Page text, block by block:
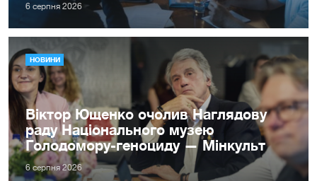
6 серпня 2026
НОВИНИ
Віктор Ющенко очолив Наглядову
раду Національного музею
Голодомору-геноциду — Мінкульт
6 серпня 2026